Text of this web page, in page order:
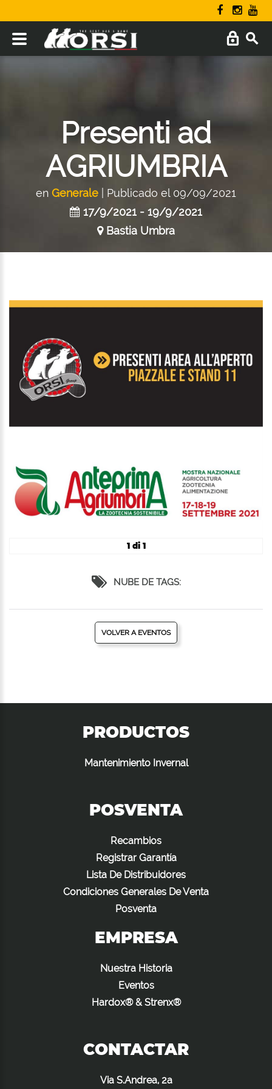
Presenti ad
AGRIUMBRIA
en Generale | Publicado el 09/09/2021
17/9/2021 - 19/9/2021
Bastia Umbra
1 di 1
NUBE DE TAGS:
VOLVER A EVENTOS
PRODUCTOS
Mantenimiento Invernal
POSVENTA
Recambios
Registrar Garantía
Lista De Distribuidores
Condiciones Generales De Venta
Posventa
EMPRESA
Nuestra Historia
Eventos
Hardox® & Strenx®
CONTACTAR
Via S.Andrea, 2a